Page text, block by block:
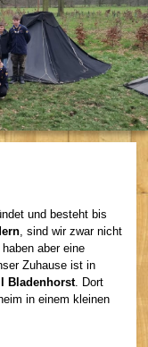
und besteht bis
, sind wir zwar nicht
aber eine
Zuhause ist in
Bladenhorst. Dort
in einem kleinen